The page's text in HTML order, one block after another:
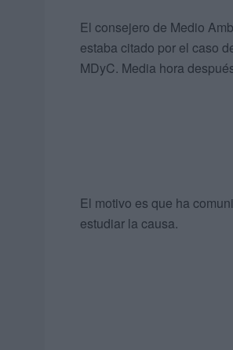
El consejero de Medio
estaba citado por el caso
MDyC. Media hora
El motivo es que ha
estudiar la causa.